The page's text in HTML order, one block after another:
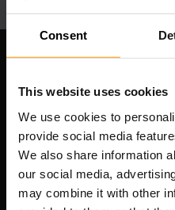
Consent
This website uses cookies
We use cookies to
provide social media
We also share information
our social media,
may combine it with other
Scalable Hosting Solutions
Registreringskod: 14652605
Momsregistreringsnummer:
Adress: Harju maakond,